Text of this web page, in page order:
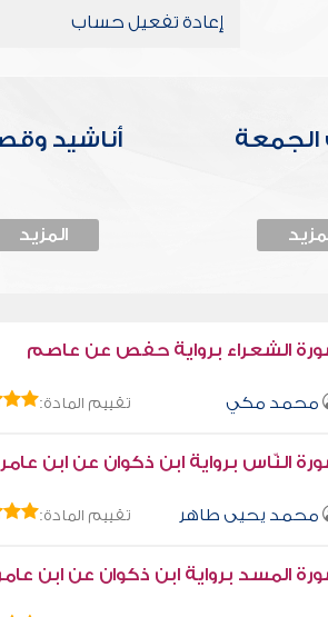
إعادة تفعيل حساب
أناشيد
المزيد
الشعراء برواية حفص عن عاصم
محمد مكي تقييم المادة:
النّاس برواية ابن ذكوان عن ابن عامر
محمد يحيى طاهر تقييم المادة:
المسد برواية ابن ذكوان عن ابن